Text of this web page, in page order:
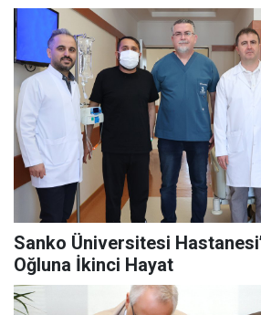
Sanko Üniversitesi
Oğluna İkinci Hayat